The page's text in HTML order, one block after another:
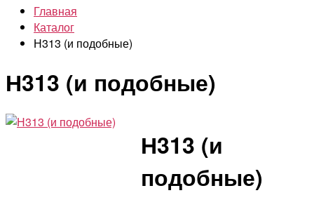
Главная
Каталог
Н313 (и подобные)
Н313 (и подобные)
Н313 (и
подобные)